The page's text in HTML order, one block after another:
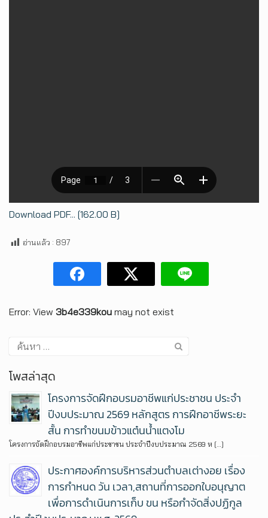
Download PDF... [162.00 B]
อ่านแล้ว : 897
Error: View 3b4e339kou may not exist
โพสล่าสุด
โครงการจัดฝึกอบรมอาชีพแก่ประชาชน ประจำ
ปีงบประมาณ 2569 หลักสูตร การฝึกอาชีพระยะ
สั้น การทำขนมข้าวแต๋นน้ำแตงโม
โครงการจัดฝึกอบรมอาชีพแก่ประชาชน ประจำปีงบประมาณ 2569 ห […]
ประกาศองค์การบริหารส่วนตำบลเต่างอย เรื่อง
การกำหนด วัน เวลา,สถานที่การออกใบอนุญาต
เพื่อการดำเนินการเก็บ ขน หรือกำจัดสิ่งปฏิกูล